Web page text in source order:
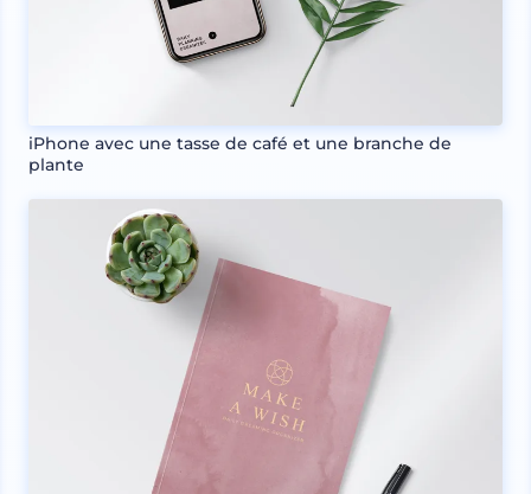
iPhone avec une tasse de café et une branche de
plante